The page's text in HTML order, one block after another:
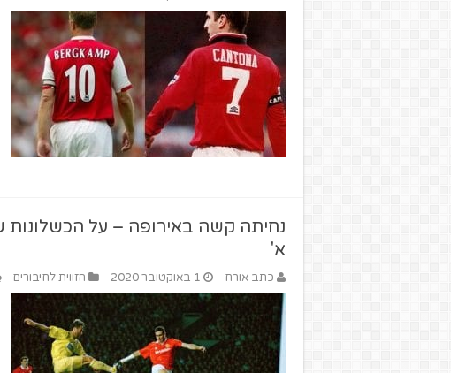
א'
כתב אורח 1 באוקטובר 2020 הזווית לחיבורים